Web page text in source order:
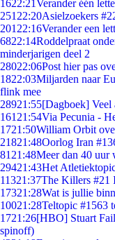
1622:21Verander één
251 22:20Asielzoekers
201 22:16Verander een
6822:14Roddelpraat
minderjarigen deel 2
28022:06Post hier pas
1822:03Miljarden naar
flink mee
28921:55[Dagboek] Veel
161 21:54Via Pecunia -
1721:50William Orbit
21821:48Oorlog Iran
81 21:48Meer dan 40 uur
29421:43Het
11321:37The Killers #21
17321:28Wat is jullie
10021:28Teltopic #1563
1721:26[HBO] Stuart
spinoff)